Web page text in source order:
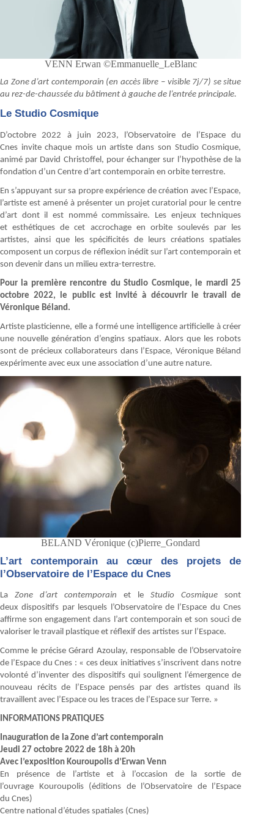
VENN Erwan ©Emmanuelle_LeBlanc
La Zone d’art contemporain (en accès libre – visible 7j/7) se situe
au rez-de-chaussée du bâtiment à gauche de l’entrée principale.
Le Studio Cosmique
D’octobre 2022 à juin 2023, l’Observatoire de l’Espace du
Cnes invite chaque mois un artiste dans son Studio Cosmique,
animé par David Christoffel, pour échanger sur l’hypothèse de la
fondation d’un Centre d’art contemporain en orbite terrestre.
En s’appuyant sur sa propre expérience de création avec l’Espace,
l’artiste est amené à présenter un projet curatorial pour le centre
d’art dont il est nommé commissaire. Les enjeux techniques
et esthétiques de cet accrochage en orbite soulevés par les
artistes, ainsi que les spécificités de leurs créations spatiales
composent un corpus de réflexion inédit sur l’art contemporain et
son devenir dans un milieu extra-terrestre.
Pour la première rencontre du Studio Cosmique, le mardi 25
octobre 2022, le public est invité à découvrir le travail de
Véronique Béland.
Artiste plasticienne, elle a formé une intelligence artificielle à créer
une nouvelle génération d’engins spatiaux. Alors que les robots
sont de précieux collaborateurs dans l’Espace, Véronique Béland
expérimente avec eux une association d’une autre nature.
BELAND Véronique (c)Pierre_Gondard
L’art contemporain au cœur des projets de
l’Observatoire de l’Espace du Cnes
LaZone d’art contemporain et leStudio Cosmique sont
deux dispositifs par lesquels l’Observatoire de l’Espace du Cnes
affirme son engagement dans l’art contemporain et son souci de
valoriser le travail plastique et réflexif des artistes sur l’Espace.
Comme le précise Gérard Azoulay, responsable de l’Observatoire
de l’Espace du Cnes : « ces deux initiatives s’inscrivent dans notre
volonté d’inventer des dispositifs qui soulignent l’émergence de
nouveau récits de l’Espace pensés par des artistes quand ils
travaillent avec l’Espace ou les traces de l’Espace sur Terre. »
INFORMATIONS PRATIQUES
Inauguration de la Zone d’art contemporain
Jeudi 27 octobre 2022 de 18h à 20h
Avec l’exposition Kouroupolis d’Erwan Venn
En présence de l’artiste et à l’occasion de la sortie de
l’ouvrage Kouroupolis (éditions de l’Observatoire de l’Espace
du Cnes)
Centre national d’études spatiales (Cnes)